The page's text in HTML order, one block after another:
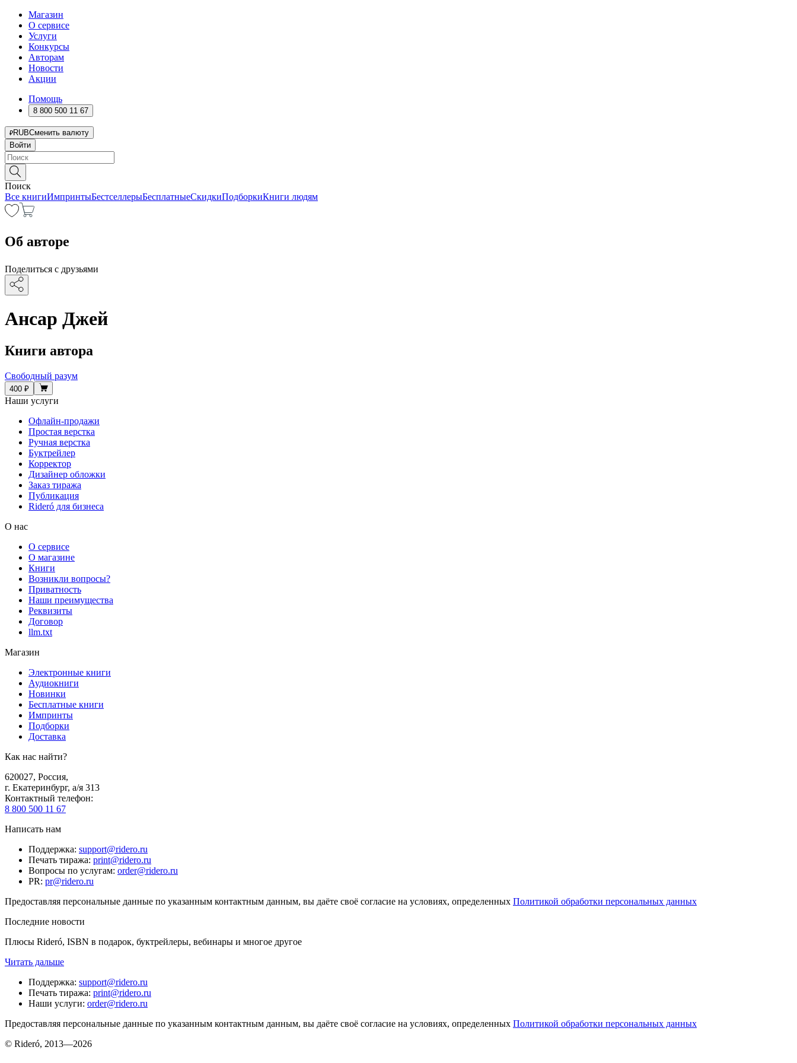
Магазин
О сервисе
Услуги
Конкурсы
Авторам
Новости
Акции
Помощь
8 800 500 11 67
RUBСменить валюту
Войти
Поиск
Все книгиИмпринтыБестселлерыБесплатныеСкидкиПодборкиКниги людям
Об авторе
Поделиться с друзьями
Ансар Джей
Книги автора
Свободный разум
400 ₽
Наши услуги
Офлайн-продажи
Простая верстка
Ручная верстка
Буктрейлер
Корректор
Дизайнер обложки
Заказ тиража
Публикация
Rideró для бизнеса
О нас
О сервисе
О магазине
Книги
Возникли вопросы?
Приватность
Наши преимущества
Реквизиты
Договор
llm.txt
Магазин
Электронные книги
Аудиокниги
Новинки
Бесплатные книги
Импринты
Подборки
Доставка
Как нас найти?
620027, Россия,
г. Екатеринбург, а/я 313
Контактный телефон:
8 800 500 11 67
Написать нам
Поддержка: support@ridero.ru
Печать тиража: print@ridero.ru
Вопросы по услугам: order@ridero.ru
PR: pr@ridero.ru
Предоставляя персональные данные по указанным контактным данным, вы даёте своё согласие на условиях, определенных Политикой обработки персональных данных
Последние новости
Плюсы Rideró, ISBN в подарок, буктрейлеры, вебинары и многое другое
Читать дальше
Поддержка: support@ridero.ru
Печать тиража: print@ridero.ru
Наши услуги: order@ridero.ru
Предоставляя персональные данные по указанным контактным данным, вы даёте своё согласие на условиях, определенных Политикой обработки персональных данных
© Rideró, 2013—2026